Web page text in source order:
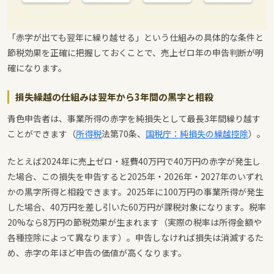
「赤字が出ても翌年に繰り越せる」という仕組みの具体的な条件と
節税効果を正確に把握しておくことで、売上ゼロ年の申告判断が明
確になります。
損失繰越の仕組みは翌年から3年間の黒字と相殺
青色申告者は、事業所得の赤字を純損失として最長3年間繰り越す
ことができます（所得税法第70条、 国税庁：純損失の繰越控除）。
たとえば2024年に売上ゼロ・経費40万円で40万円の赤字が発生し
た場合、この損失を申告すると2025年・2026年・2027年のいずれ
かの黒字所得と相殺できます。2025年に100万円の事業所得が発生
した場合、40万円を差し引いた60万円が課税対象になります。税率
20%なら8万円の節税効果が生まれます（実際の税率は所得金額や
各種控除によって異なります）。申告しなければ損失は消滅するた
め、赤字の年ほど申告の価値が高くなります。